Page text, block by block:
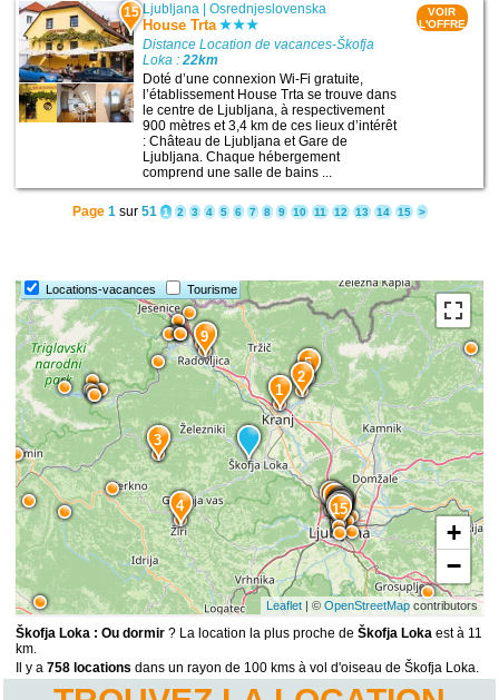
15 Ljubljana |Osrednjeslovenska
House Trta
Distance Location de vacances-Škofja
Loka :22km
Doté d’une connexion Wi-Fi gratuite,
l’établissement House Trta se trouve dans
le centre de Ljubljana, à respectivement
900 mètres et 3,4 km de ces lieux d’intérêt
: Château de Ljubljana et Gare de
Ljubljana. Chaque hébergement
comprend une salle de bains ...
VOIR
L'OFFRE
Page 1sur 51 1 2 3 4 5 6 7 8 9 10 11 12 13 14 15 >
Locations-vacances Tourisme
15
14
13
12
11
10
9
8
7
6
5
4
3
2
1
+
−
Leaflet| © OpenStreetMapcontributors
Škofja Loka : Ou dormir ? La location la plus proche deŠkofja Loka est à 11
km.
Il y a758 locations dans un rayon de 100 kms à vol d'oiseau de Škofja Loka.